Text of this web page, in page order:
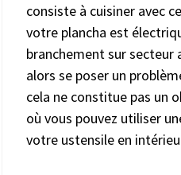
consiste à cuisiner avec
votre plancha est
branchement sur
alors se poser un
cela ne constitue pas un
où vous pouvez utiliser
votre ustensile en